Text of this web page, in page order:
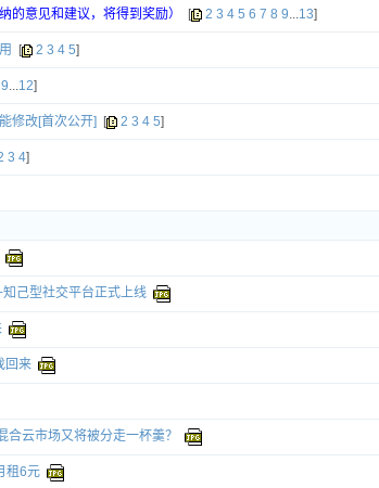
的意见和建议，将得到奖励） [ 2 3 4 5 6 7 8 9...13]
[ 2 3 4 5]
9...12]
修改[首次公开]
[ 2 3 4 5]
3 4]
己型社交平台正式上线
回来
合云市场又将被分走一杯羹？
租6元